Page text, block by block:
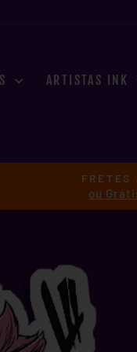
ARTISTAS INK
ou